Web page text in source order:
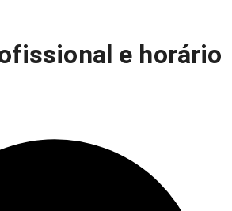
e horário